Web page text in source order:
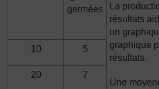
La
résultats
un
graphique
résultats.
Une
germées
10 5
20 7